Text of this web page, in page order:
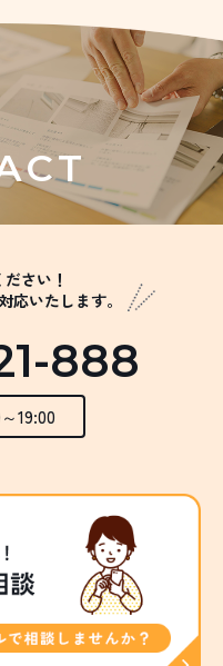
さい！
応いたします。
888
19:00